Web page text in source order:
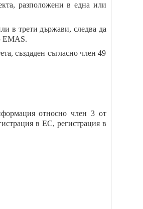
разположени в една или
в трети държави, следва да
EMAS.
създаден съгласно член 49
относно член 3 от
в ЕС, регистрация в